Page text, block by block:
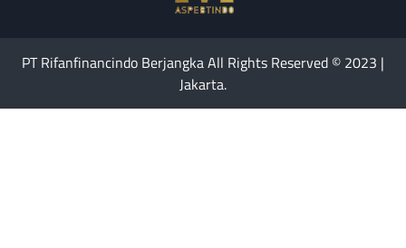
PT Rifanfinancindo Berjangka All Rights Reserved © 2023 |
Jakarta.